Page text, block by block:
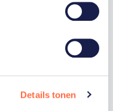
Details tonen
van
maken.